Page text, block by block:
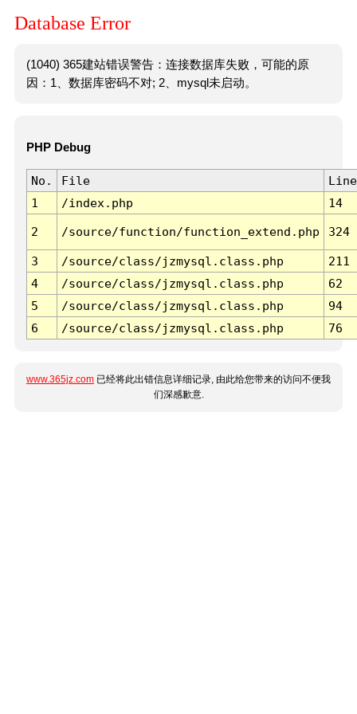
Database Error
(1040) 365建站错误警告：连接数据库失败，可能的原
因：1、数据库密码不对; 2、mysql未启动。
PHP Debug
No. File
Line
1
/index.php 14
2 /source/function/function_extend.php 324
3 /source/class/jzmysql.class.php
211
4
/source/class/jzmysql.class.php
62
5
/source/class/jzmysql.class.php
94
6
/source/class/jzmysql.class.php 76
www.365jz.com 已经将此出错信息详细记录, 由此给您带来的访问不便我
们深感歉意.